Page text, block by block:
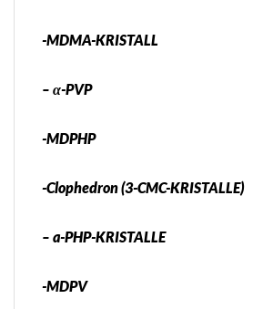
-MDMA-KRISTALL
– α-PVP
-MDPHP
-Clophedron (3-CMC-KRISTALLE)
– a-PHP-KRISTALLE
-MDPV